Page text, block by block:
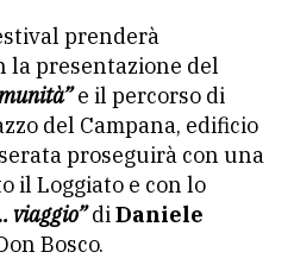
prenderà
la presentazione del
e il percorso di
del Campana, edificio
proseguirà con una
il Loggiato e con lo
viaggio” diDaniele
Bosco.